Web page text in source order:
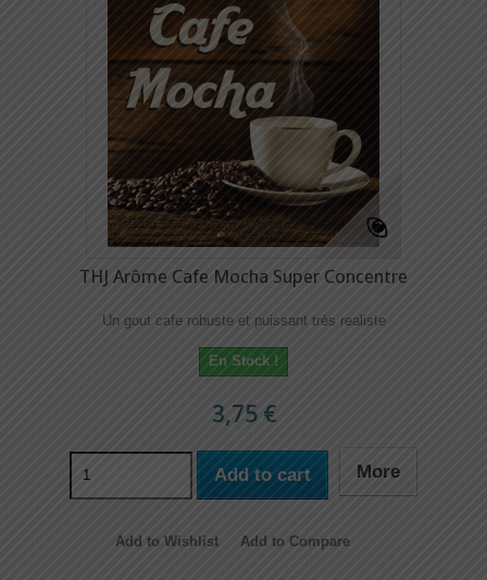
THJ Arôme Cafe Mocha Super Concentre
Un gout cafe robuste et puissant très realiste
En Stock !
3,75 €
Add to cart More
Add to Wishlist Add to Compare